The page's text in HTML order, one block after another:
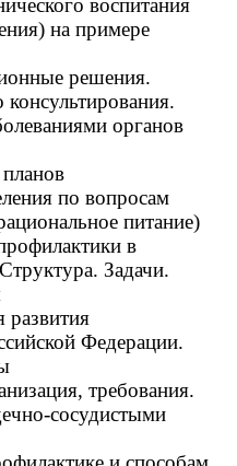
воспитания
на примере
решения.
органов
по вопросам
питание)
в
Задачи.
развития
Федерации.
требования.
сосудистыми